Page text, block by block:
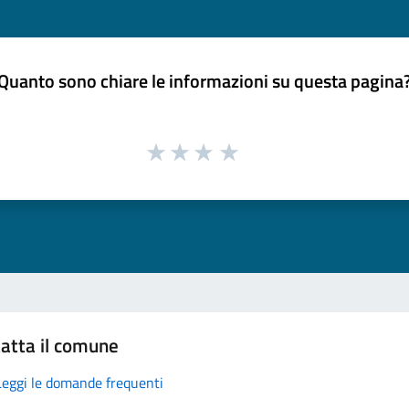
sono chiare le informazioni su questa
il comune
le domande frequenti